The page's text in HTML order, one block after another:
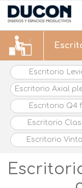
Escritorio
Escritorio Axial
Escritorio Q4
Escritorio
Escritorio